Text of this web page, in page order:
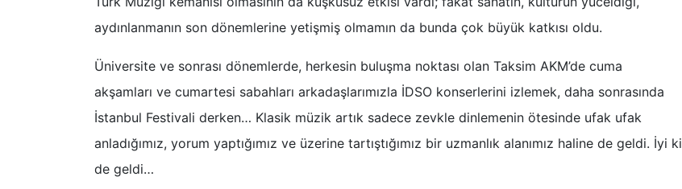
aydınlanmanın son dönemlerine yetişmiş olmamın da bunda çok büyük katkısı oldu.
Üniversite ve sonrası dönemlerde, herkesin buluşma noktası olan Taksim AKM’de cuma
akşamları ve cumartesi sabahları arkadaşlarımızla İDSO konserlerini izlemek, daha sonrasında
İstanbul Festivali derken… Klasik müzik artık sadece zevkle dinlemenin ötesinde ufak ufak
anladığımız, yorum yaptığımız ve üzerine tartıştığımız bir uzmanlık alanımız haline de geldi. İyi ki
de geldi…